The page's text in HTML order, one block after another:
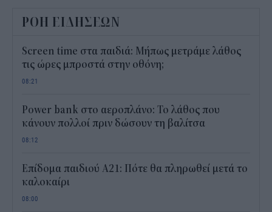
ΡΟΗ ΕΙΔΗΣΕΩΝ
Screen time στα παιδιά: Μήπως μετράμε λάθος
τις ώρες μπροστά στην οθόνη;
08:21
Power bank στο αεροπλάνο: Το λάθος που
κάνουν πολλοί πριν δώσουν τη βαλίτσα
08:12
Επίδομα παιδιού Α21: Πότε θα πληρωθεί μετά το
καλοκαίρι
08:00